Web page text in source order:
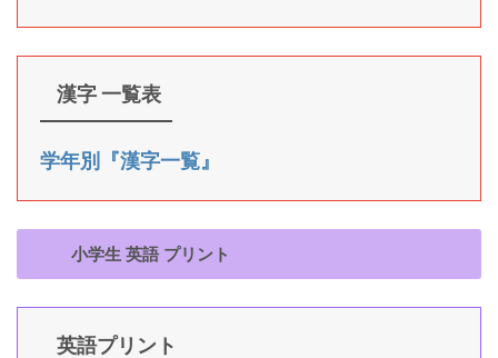
漢字 一覧表
学年別『漢字一覧』
小学生 英語 プリント
英語プリント